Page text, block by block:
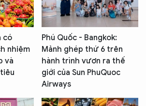
có
nhiệm
và
Phú Quốc - Bangkok:
Mảnh ghép thứ 6 trên
hành trình vươn ra thế
giới của Sun PhuQuoc
Airways